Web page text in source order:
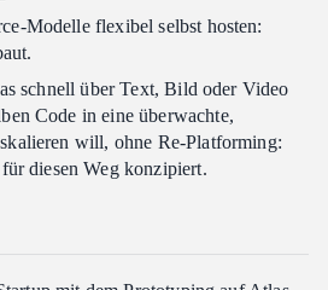
Modelle flexibel selbst hosten:
schnell über Text, Bild oder Video
Code in eine überwachte,
will, ohne Re-Platforming:
diesen Weg konzipiert.